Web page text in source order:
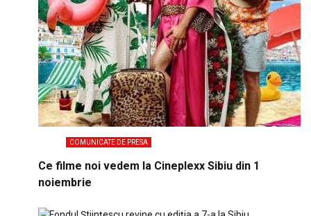
COMUNICATE DE PRESA
Ce filme noi vedem la Cineplexx Sibiu din 1
noiembrie